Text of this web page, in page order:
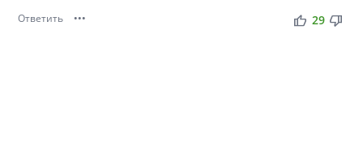
Ответить ••• thumb_up thumb_down
29